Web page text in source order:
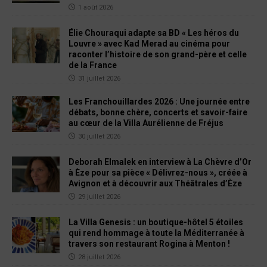
1 août 2026
Élie Chouraqui adapte sa BD « Les héros du
Louvre » avec Kad Merad au cinéma pour
raconter l’histoire de son grand-père et celle
de la France
31 juillet 2026
Les Franchouillardes 2026 : Une journée entre
débats, bonne chère, concerts et savoir-faire
au cœur de la Villa Aurélienne de Fréjus
30 juillet 2026
Deborah Elmalek en interview à La Chèvre d’Or
à Èze pour sa pièce « Délivrez-nous », créée à
Avignon et à découvrir aux Théâtrales d’Èze
29 juillet 2026
La Villa Genesis : un boutique-hôtel 5 étoiles
qui rend hommage à toute la Méditerranée à
travers son restaurant Rogina à Menton !
28 juillet 2026